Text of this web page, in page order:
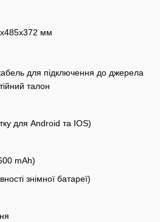
мм
для підключення до джерела
талон
для Android та IOS)
mAh)
знімної батареї)